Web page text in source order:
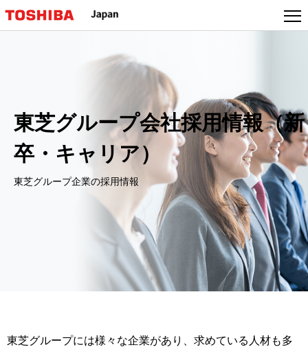
東芝グループ会社採用情報（新
卒・キャリア）
東芝グループ企業の採用情報
東芝グループには様々な企業があり、求めている人材も多